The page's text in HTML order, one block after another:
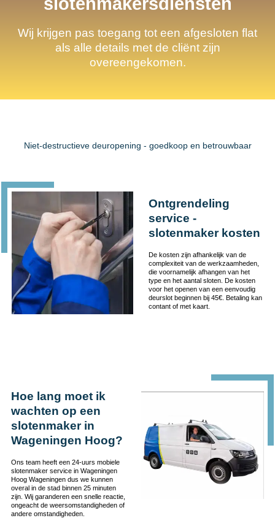
Wij krijgen pas toegang tot een afgesloten flat
als alle details met de cliënt zijn
overeengekomen.
Niet-destructieve deuropening - goedkoop en betrouwbaar
Ontgrendeling
service -
slotenmaker kosten
De kosten zijn afhankelijk van de
complexiteit van de werkzaamheden,
die voornamelijk afhangen van het
type en het aantal sloten. De kosten
voor het openen van een eenvoudig
deurslot beginnen bij 45€. Betaling kan
contant of met kaart.
Hoe lang moet ik
wachten op een
slotenmaker in
Wageningen Hoog?
Ons team heeft een 24-uurs mobiele
slotenmaker service in Wageningen
Hoog Wageningen dus we kunnen
overal in de stad binnen 25 minuten
zijn. Wij garanderen een snelle reactie,
ongeacht de weersomstandigheden of
andere omstandigheden.